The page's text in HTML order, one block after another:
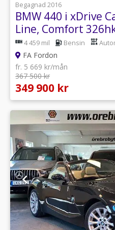
Begagnad 2016
BMW 440 i xDrive
Line, Comfort
4 459 mil Bensin
FA Fordon
fr. 5 669 kr/mån
367 500 kr
349 900 kr